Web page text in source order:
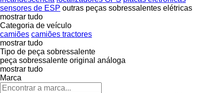
sensores de ESP outras peças sobressalentes elétricas
mostrar tudo
Categoria de veículo
camiões camiões tractores
mostrar tudo
Tipo de peça sobressalente
peça sobressalente original análoga
mostrar tudo
Marca